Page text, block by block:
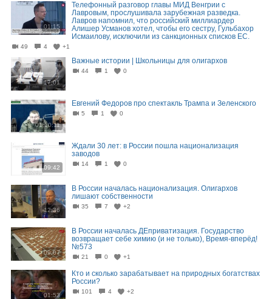
01:15
Телефонный разговор главы МИД Венгрии с
Лавровым, прослушивала зарубежная разведка.
Лавров напомнил, что российский миллиардер
Алишер Усманов хотел, чтобы его сестру, Гульбахор
Исмаилову, исключили из санкционных списков ЕС.
49 4 +1
17:01
Важные истории | Школьницы для олигархов
44 1 0
01:10:11
Евгений Федоров про спектакль Трампа и Зеленского
5 1 0
09:42
Ждали 30 лет: в России пошла национализация
заводов
14 1 0
12:36
В России началась национализация. Олигархов
лишают собственности
35 7 +2
09:07
В России началась ДЕприватизация. Государство
возвращает себе химию (и не только), Время-вперёд!
№573
21 0 +1
01:53
Кто и сколько зарабатывает на природных богатствах
России?
101 4 +2